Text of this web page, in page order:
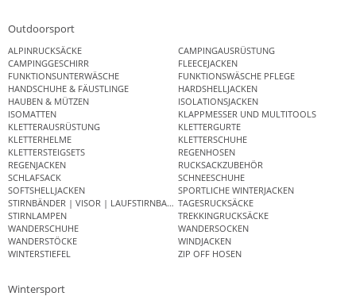
Outdoorsport
ALPINRUCKSÄCKE
CAMPINGAUSRÜSTUNG
CAMPINGGESCHIRR
FLEECEJACKEN
FUNKTIONSUNTERWÄSCHE
FUNKTIONSWÄSCHE PFLEGE
HANDSCHUHE & FÄUSTLINGE
HARDSHELLJACKEN
HAUBEN & MÜTZEN
ISOLATIONSJACKEN
ISOMATTEN
KLAPPMESSER UND MULTITOOLS
KLETTERAUSRÜSTUNG
KLETTERGURTE
KLETTERHELME
KLETTERSCHUHE
KLETTERSTEIGSETS
REGENHOSEN
REGENJACKEN
RUCKSACKZUBEHÖR
SCHLAFSACK
SCHNEESCHUHE
SOFTSHELLJACKEN
SPORTLICHE WINTERJACKEN
STIRNBÄNDER | VISOR | LAUFSTIRNBANDTAGESRUCKSÄCKE
STIRNLAMPEN
TREKKINGRUCKSÄCKE
WANDERSCHUHE
WANDERSOCKEN
WANDERSTÖCKE
WINDJACKEN
WINTERSTIEFEL
ZIP OFF HOSEN
Wintersport